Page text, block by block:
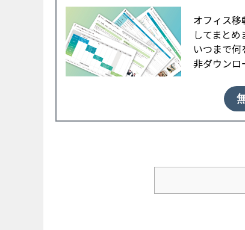
オフィス
してまとめ
いつまで
非ダウンロ